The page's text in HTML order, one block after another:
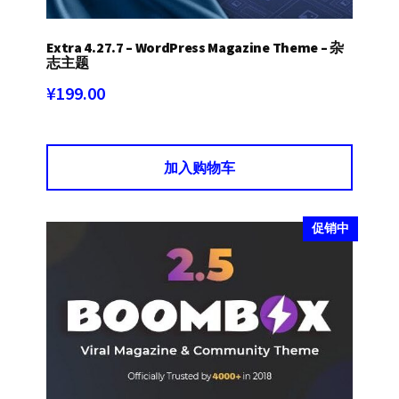
Extra 4.27.7 – WordPress Magazine Theme – 杂
志主题
¥199.00
加入购物车
促销中